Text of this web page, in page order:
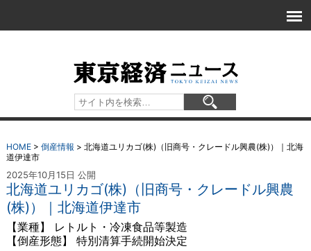
HOME> 倒産情報 > 北海道ユリカゴ(株)（旧商号・クレードル興農(株)）｜北海
道伊達市
2025年10月15日 公開
北海道ユリカゴ(株)（旧商号・クレードル興農
(株)）｜北海道伊達市
【業種】 レトルト・冷凍食品等製造
【倒産形態】 特別清算手続開始決定